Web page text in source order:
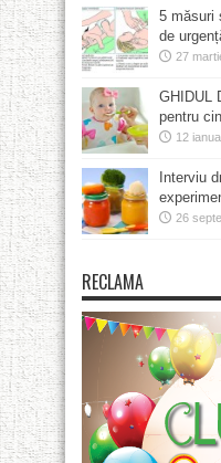
5 măsuri
de
27
GHIDUL
pentru
12
Interviu
26
RECLAMA